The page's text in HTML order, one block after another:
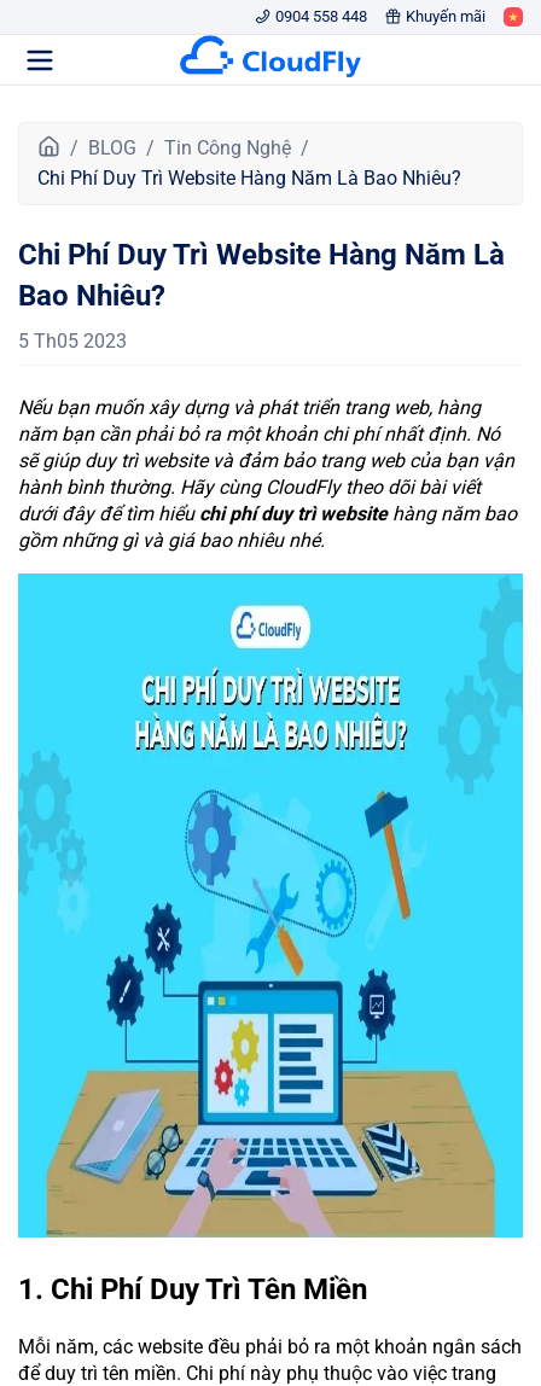
0904 558 448 Khuyến mãi
r
h
ủ
BLOG
Tin Công Nghệ
Chi Phí Duy Trì Website Hàng Năm Là Bao Nhiêu?
Chi Phí Duy Trì Website Hàng Năm Là
Bao Nhiêu?
5 Th05 2023
Nếu bạn muốn xây dựng và phát triển trang web, hàng
năm bạn cần phải bỏ ra một khoản chi phí nhất định. Nó
sẽ giúp duy trì website và đảm bảo trang web của bạn vận
hành bình thường. Hãy cùng CloudFly theo dõi bài viết
dưới đây để tìm hiểu chi phí duy trì websitehàng năm bao
gồm những gì và giá bao nhiêu nhé.
1. Chi Phí Duy Trì Tên Miền
Mỗi năm, các website đều phải bỏ ra một khoản ngân sách
để duy trì tên miền. Chi phí này phụ thuộc vào việc trang